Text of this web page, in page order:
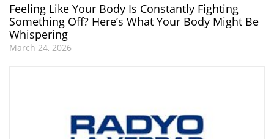
Feeling Like Your Body Is Constantly Fighting
Something Off? Here’s What Your Body Might Be
Whispering
March 24, 2026